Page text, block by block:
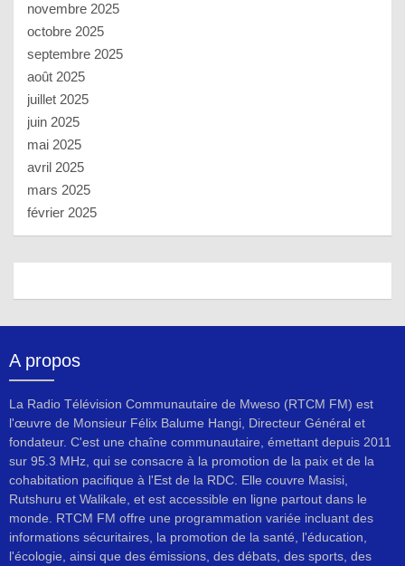
novembre 2025
octobre 2025
septembre 2025
août 2025
juillet 2025
juin 2025
mai 2025
avril 2025
mars 2025
février 2025
A propos
La Radio Télévision Communautaire de Mweso (RTCM FM) est
l'œuvre de Monsieur Félix Balume Hangi, Directeur Général et
fondateur. C'est une chaîne communautaire, émettant depuis 2011
sur 95.3 MHz, qui se consacre à la promotion de la paix et de la
cohabitation pacifique à l'Est de la RDC. Elle couvre Masisi,
Rutshuru et Walikale, et est accessible en ligne partout dans le
monde. RTCM FM offre une programmation variée incluant des
informations sécuritaires, la promotion de la santé, l'éducation,
l'écologie, ainsi que des émissions, des débats, des sports, des